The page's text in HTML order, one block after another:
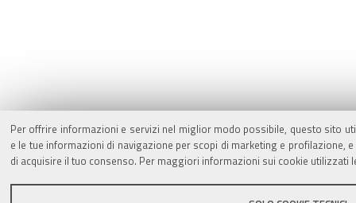
Per offrire informazioni e servizi nel miglior modo possibile, questo sito
e le tue informazioni di navigazione per scopi di marketing e
di acquisire il tuo consenso. Per maggiori informazioni sui cookie utilizzati